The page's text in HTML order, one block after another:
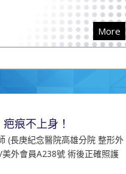
More
痕不上身！
(長庚紀念醫院高雄分院 整形外
外會員A238號 術後正確照護